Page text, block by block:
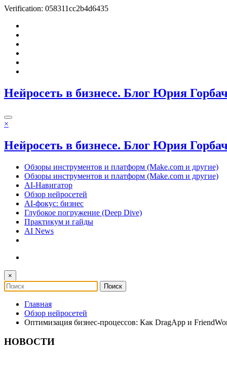
Verification: 058311cc2b4d6435
Перейти
содержимому
Нейросеть в бизнесе. Блог Юрия
×
Нейросеть в бизнесе. Блог Юрия
Обзоры инструментов и платформ (Make.com и другие)
Обзоры инструментов и платформ (Make.com и другие)
AI-Навигатор
Обзор нейросетей
AI-фокус: бизнес
Глубокое погружение (Deep Dive)
Практикум и гайды
AI News
×
Главная
Обзор нейросетей
Оптимизация бизнес-процессов: Как DragApp и
НОВОСТИ